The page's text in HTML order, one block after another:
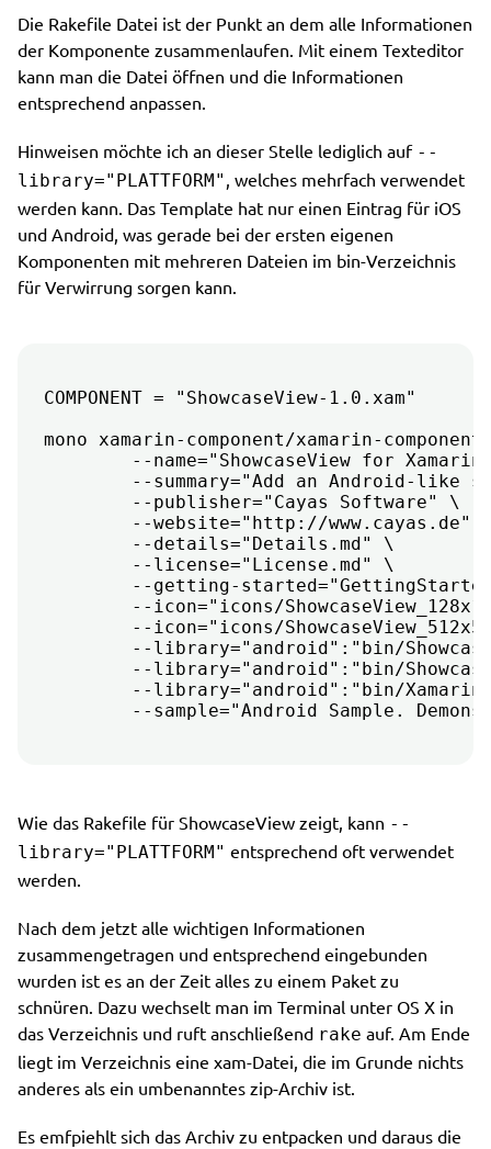
Die Rakefile Datei ist der Punkt an dem alle Informationen
der Komponente zusammenlaufen. Mit einem Texteditor
kann man die Datei öffnen und die Informationen
entsprechend anpassen.
Hinweisen möchte ich an dieser Stelle lediglich auf --
library="PLATTFORM" , welches mehrfach verwendet
werden kann. Das Template hat nur einen Eintrag für iOS
und Android, was gerade bei der ersten eigenen
Komponenten mit mehreren Dateien im bin-Verzeichnis
für Verwirrung sorgen kann.
COMPONENT = "ShowcaseView-1.0.xam"
mono xamarin-component/xamarin-
Wie das Rakefile für ShowcaseView zeigt, kann --
library="PLATTFORM" entsprechend oft verwendet
werden.
Nach dem jetzt alle wichtigen Informationen
zusammengetragen und entsprechend eingebunden
wurden ist es an der Zeit alles zu einem Paket zu
schnüren. Dazu wechselt man im Terminal unter OS X in
das Verzeichnis und ruft anschließend rake auf. Am Ende
liegt im Verzeichnis eine xam-Datei, die im Grunde nichts
anderes als ein umbenanntes zip-Archiv ist.
Es emfpiehlt sich das Archiv zu entpacken und daraus die